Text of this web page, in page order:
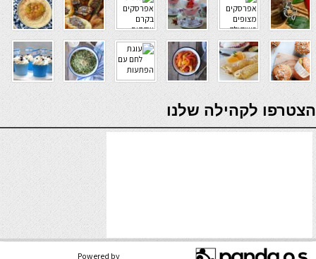
verde casino
הצטרפו לקהילה שלנו
Powered by